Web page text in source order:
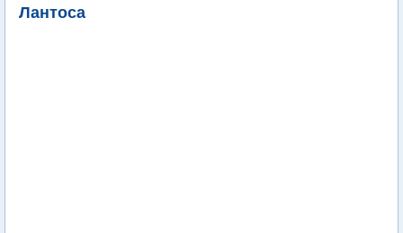
Лантоса